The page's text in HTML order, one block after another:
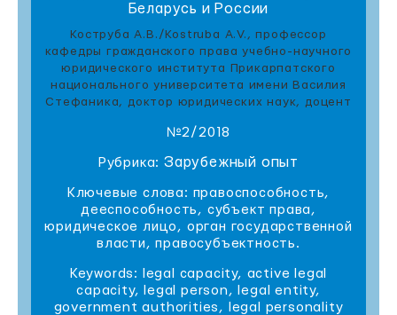
Беларусь и России
Коструба А.В./Kostruba A.V., профессор
кафедры гражданского права учебно-научного
юридического института Прикарпатского
национального университета имени Василия
Стефаника, доктор юридических наук, доцент
№2/2018
Рубрика:Зарубежный опыт
Ключевые слова: правоспособность,
дееспособность, субъект права,
юридическое лицо, орган государственной
власти, правосубъектность.
Keywords: legal capacity, active legal
capacity, legal person, legal entity,
government authorities, legal personality